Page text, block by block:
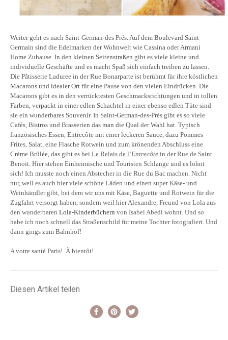
Weiter geht es nach Saint-German-des Prés. Auf dem Boulevard Saint
Germain sind die Edelmarken der Wohnwelt wie Cassina oder Armani
Home Zuhause. In den kleinen Seitenstraßen gibt es viele kleine und
individuelle Geschäfte und es macht Spaß sich einfach treiben zu lassen.
Die Pâtisserie Laduree in der Rue Bonarparte ist berühmt für ihre köstlichen
Macarons und idealer Ort für eine Pause von den vielen Eindrücken. Die
Macarons gibt es in den verrücktesten Geschmacksrichtungen und in tollen
Farben, verpackt in einer edlen Schachtel in einer ebenso edlen Tüte sind
sie ein wunderbares Souvenir. In Saint-German-des-Prés gibt es so viele
Cafés, Bistros und Brasserien das man die Qual der Wahl hat. Typisch
französisches Essen, Entrecôte mit einer leckeren Sauce, dazu Pommes
Frites, Salat, eine Flasche Rotwein und zum krönenden Abschluss eine
Crème Brûlée, das gibt es bei Le Relais de l‘Entrecôte in der Rue de Saint
Benoit. Hier stehen Einheimische und Touristen Schlange und es lohnt
sich! Ich musste noch einen Abstecher in die Rue du Bac machen. Nicht
nur, weil es auch hier viele schöne Läden und einen super Käse- und
Weinhändler gibt, bei dem wir uns mit Käse, Baguette und Rotwein für die
Zugfahrt versorgt haben, sondern weil hier Alexandre, Freund von Lola aus
den wunderbaren Lola-Kinderbüchern von Isabel Abedi wohnt. Und so
habe ich noch schnell das Straßenschild für meine Tochter fotografiert. Und
dann gings zum Bahnhof!
A votre santè Paris! À bientôt!
Diesen Artikel teilen